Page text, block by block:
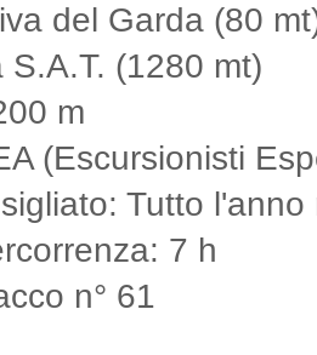
del Garda (80
S.A.T. (1280 mt)
m
(Escursionisti
Tutto
7 h
n° 61